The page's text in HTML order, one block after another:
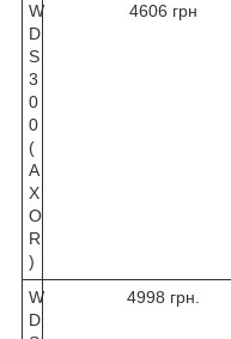
W
D
S
3
0
0
(
A
X
O
R
)
4606 грн
W
D
4998 грн.